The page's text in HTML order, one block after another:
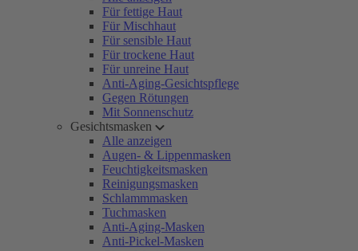
Für fettige Haut
Für Mischhaut
Für sensible Haut
Für trockene Haut
Für unreine Haut
Anti-Aging-Gesichtspflege
Gegen Rötungen
Mit Sonnenschutz
Gesichtsmasken
Alle anzeigen
Augen- & Lippenmasken
Feuchtigkeitsmasken
Reinigungsmasken
Schlammmasken
Tuchmasken
Anti-Aging-Masken
Anti-Pickel-Masken